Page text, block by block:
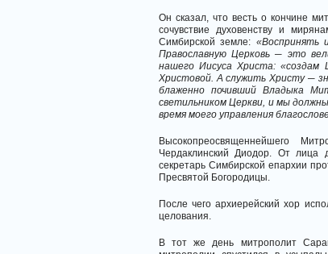
Он сказал, что весть о кончине
сочувствие духовенству и
Симбирской земле: «Воспринять
Православную Церковь ─ это
нашего Иисуса Христа:
Христовой. А служить Христу ─
блаженно почивший Владыка
светильником Церкви, и мы
время моего управления
Высокопреосвященнейшего
Чердаклинский Диодор. От лица
секретарь Симбирской епархии
Пресвятой Богородицы.
После чего архиерейский хор
целования.
В тот же день митрополит